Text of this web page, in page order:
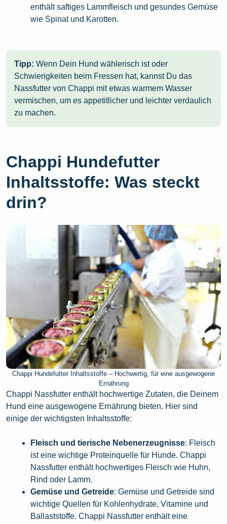
enthält saftiges Lammfleisch und gesundes Gemüse
wie Spinat und Karotten.
Tipp: Wenn Dein Hund wählerisch ist oder
Schwierigkeiten beim Fressen hat, kannst Du das
Nassfutter von Chappi mit etwas warmem Wasser
vermischen, um es appetitlicher und leichter verdaulich
zu machen.
Chappi Hundefutter
Inhaltsstoffe: Was steckt
drin?
Chappi Hundefutter Inhaltsstoffe – Hochwertig, für eine ausgewogene
Ernährung
Chappi Nassfutter enthält hochwertige Zutaten, die Deinem
Hund eine ausgewogene Ernährung bieten. Hier sind
einige der wichtigsten Inhaltsstoffe:
Fleisch und tierische Nebenerzeugnisse: Fleisch
ist eine wichtige Proteinquelle für Hunde. Chappi
Nassfutter enthält hochwertiges Fleisch wie Huhn,
Rind oder Lamm.
Gemüse und Getreide: Gemüse und Getreide sind
wichtige Quellen für Kohlenhydrate, Vitamine und
Ballaststoffe. Chappi Nassfutter enthält eine